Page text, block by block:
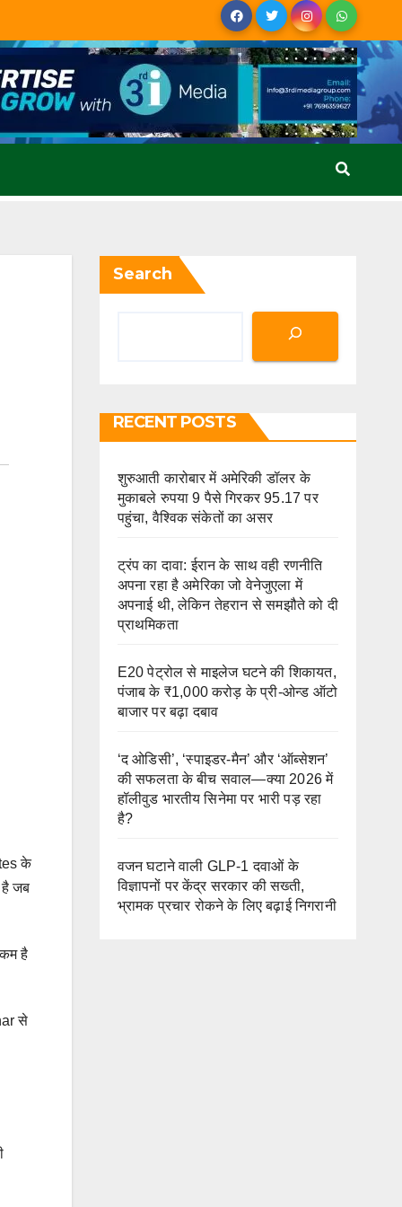
के
है जब
है
से
Search
RECENT POSTS
शुरुआती कारोबार में अमेरिकी डॉलर के
मुकाबले रुपया 9 पैसे गिरकर 95.17 पर
पहुंचा, वैश्विक संकेतों का असर
ट्रंप का दावा: ईरान के साथ वही रणनीति
अपना रहा है अमेरिका जो वेनेजुएला में
अपनाई थी, लेकिन तेहरान से समझौते को दी
प्राथमिकता
E20 पेट्रोल से माइलेज घटने की शिकायत,
पंजाब के ₹1,000 करोड़ के प्री-ओन्ड ऑटो
बाजार पर बढ़ा दबाव
‘द ओडिसी’, ‘स्पाइडर-मैन’ और ‘ऑब्सेशन’
की सफलता के बीच सवाल—क्या 2026 में
हॉलीवुड भारतीय सिनेमा पर भारी पड़ रहा
है?
वजन घटाने वाली GLP-1 दवाओं के
विज्ञापनों पर केंद्र सरकार की सख्ती,
भ्रामक प्रचार रोकने के लिए बढ़ाई निगरानी